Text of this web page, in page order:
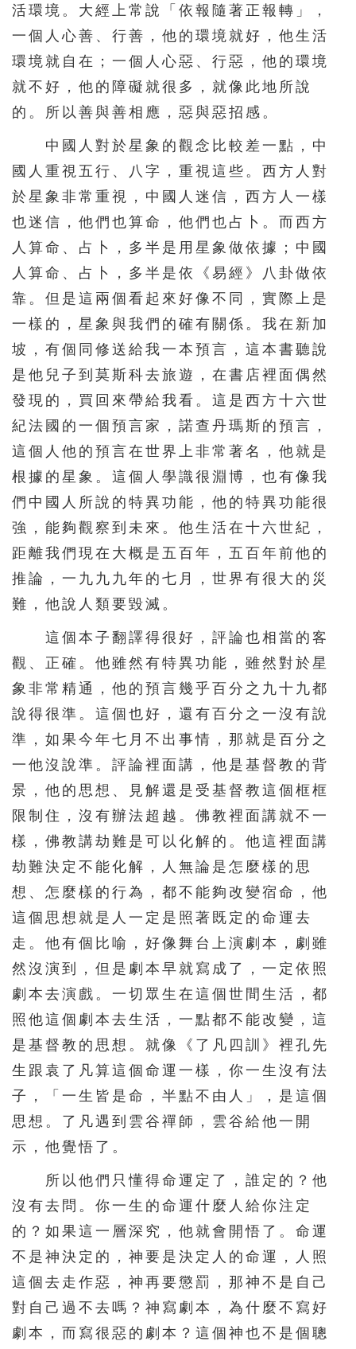
活環境。大經上常說「依報隨著正報轉」，
一個人心善、行善，他的環境就好，他生活
環境就自在；一個人心惡、行惡，他的環境
就不好，他的障礙就很多，就像此地所說
的。所以善與善相應，惡與惡招感。
中國人對於星象的觀念比較差一點，中
國人重視五行、八字，重視這些。西方人對
於星象非常重視，中國人迷信，西方人一樣
也迷信，他們也算命，他們也占卜。而西方
人算命、占卜，多半是用星象做依據；中國
人算命、占卜，多半是依《易經》八卦做依
靠。但是這兩個看起來好像不同，實際上是
一樣的，星象與我們的確有關係。我在新加
坡，有個同修送給我一本預言，這本書聽說
是他兒子到莫斯科去旅遊，在書店裡面偶然
發現的，買回來帶給我看。這是西方十六世
紀法國的一個預言家，諾查丹瑪斯的預言，
這個人他的預言在世界上非常著名，他就是
根據的星象。這個人學識很淵博，也有像我
們中國人所說的特異功能，他的特異功能很
強，能夠觀察到未來。他生活在十六世紀，
距離我們現在大概是五百年，五百年前他的
推論，一九九九年的七月，世界有很大的災
難，他說人類要毀滅。
這個本子翻譯得很好，評論也相當的客
觀、正確。他雖然有特異功能，雖然對於星
象非常精通，他的預言幾乎百分之九十九都
說得很準。這個也好，還有百分之一沒有說
準，如果今年七月不出事情，那就是百分之
一他沒說準。評論裡面講，他是基督教的背
景，他的思想、見解還是受基督教這個框框
限制住，沒有辦法超越。佛教裡面講就不一
樣，佛教講劫難是可以化解的。他這裡面講
劫難決定不能化解，人無論是怎麼樣的思
想、怎麼樣的行為，都不能夠改變宿命，他
這個思想就是人一定是照著既定的命運去
走。他有個比喻，好像舞台上演劇本，劇雖
然沒演到，但是劇本早就寫成了，一定依照
劇本去演戲。一切眾生在這個世間生活，都
照他這個劇本去生活，一點都不能改變，這
是基督教的思想。就像《了凡四訓》裡孔先
生跟袁了凡算這個命運一樣，你一生沒有法
子，「一生皆是命，半點不由人」，是這個
思想。了凡遇到雲谷禪師，雲谷給他一開
示，他覺悟了。
所以他們只懂得命運定了，誰定的？他
沒有去問。你一生的命運什麼人給你注定
的？如果這一層深究，他就會開悟了。命運
不是神決定的，神要是決定人的命運，人照
這個去走作惡，神再要懲罰，那神不是自己
對自己過不去嗎？神寫劇本，為什麼不寫好
劇本，而寫很惡的劇本？這個神也不是個聰